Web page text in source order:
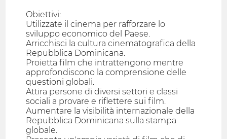
Obiettivi:
Utilizzate il cinema per rafforzare lo
sviluppo economico del Paese.
Arricchisci la cultura cinematografica della
Repubblica Dominicana.
Proietta film che intrattengono mentre
approfondiscono la comprensione delle
questioni globali.
Attira persone di diversi settori e classi
sociali a provare e riflettere sui film.
Aumentare la visibilità internazionale della
Repubblica Dominicana sulla stampa
globale.